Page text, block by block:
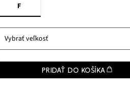
F
Vybrať veľkosť
PRIDAŤ DO KOŠÍKA